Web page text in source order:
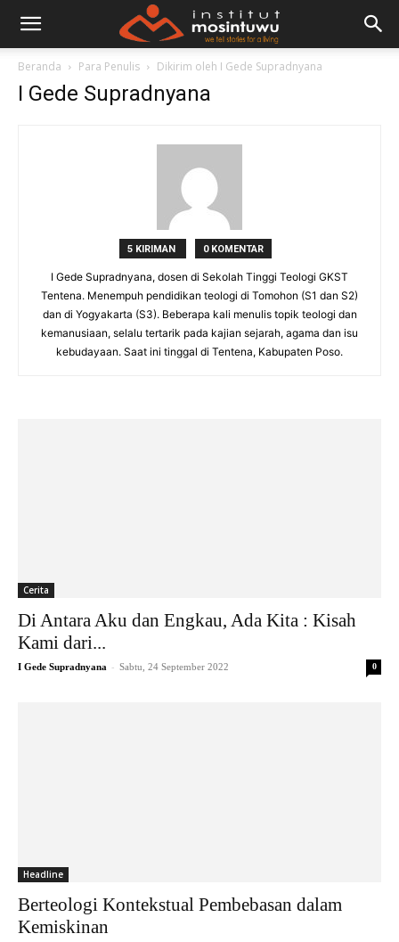
Beranda Para Penulis Dikirim oleh I Gede Supradnyana
I Gede Supradnyana
5 KIRIMAN 0 KOMENTAR
I Gede Supradnyana, dosen di Sekolah Tinggi Teologi GKST
Tentena. Menempuh pendidikan teologi di Tomohon (S1 dan S2)
dan di Yogyakarta (S3). Beberapa kali menulis topik teologi dan
kemanusiaan, selalu tertarik pada kajian sejarah, agama dan isu
kebudayaan. Saat ini tinggal di Tentena, Kabupaten Poso.
Cerita
Di Antara Aku dan Engkau, Ada Kita : Kisah
Kami dari...
I Gede Supradnyana - Sabtu, 24 September 2022 0
Headline
Berteologi Kontekstual Pembebasan dalam
Kemiskinan